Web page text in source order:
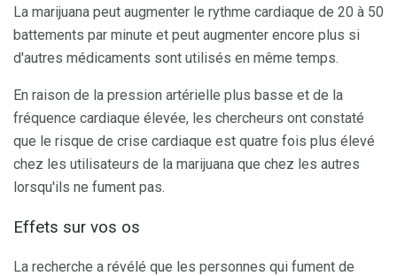
La marijuana peut augmenter le rythme cardiaque de 20 à 50
battements par minute et peut augmenter encore plus si
d'autres médicaments sont utilisés en même temps.
En raison de la pression artérielle plus basse et de la
fréquence cardiaque élevée, les chercheurs ont constaté
que le risque de crise cardiaque est quatre fois plus élevé
chez les utilisateurs de la marijuana que chez les autres
lorsqu'ils ne fument pas.
Effets sur vos os
La recherche a révélé que les personnes qui fument de